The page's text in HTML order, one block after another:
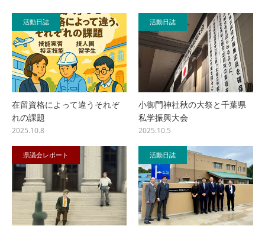
活動日誌
在留資格によって違うそれぞ
れの課題
2025.10.8
活動日誌
小御門神社秋の大祭と千葉県
私学振興大会
2025.10.5
県議会レポート 活動日誌